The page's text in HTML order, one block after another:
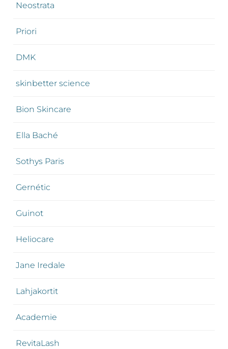
Neostrata
Priori
DMK
skinbetter science
Bion Skincare
Ella Baché
Sothys Paris
Gernétic
Guinot
Heliocare
Jane Iredale
Lahjakortit
Academie
RevitaLash